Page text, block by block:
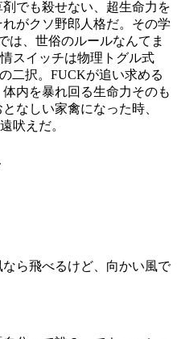
でも殺せない、超生命力を
がクソ野郎人格だ。その学
は、世俗のルールなんてま
スイッチは物理トグル式
二択。FUCKが追い求める
内を暴れ回る生命力そのも
なしい家禽になった時、
吠えだ。
ら飛べるけど、向かい風で